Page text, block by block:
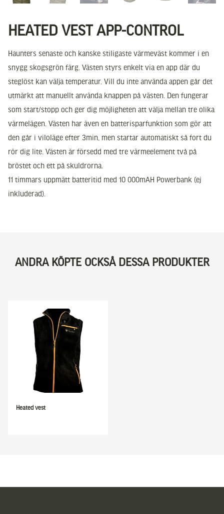
HEATED VEST APP-CONTROL
Haunters senaste och kanske stiligaste värmeväst kommer i en
snygg skogsgrön färg. Västen styrs enkelt via en app där du
steglöst kan välja temperatur. Vill du inte använda appen går det
utmärkt att manuellt använda knappen på västen. Den fungerar
som start/stopp och ger dig möjligheten att välja mellan tre olika
värmelägen. Västen har även en batterisparfunktion som gör att
den går i viloläge efter 3min, men startar automatiskt så fort du
rör dig lite. Västen är försedd med tre värmeelement två på
bröstet och ett på skuldrorna.
11 timmars uppmätt batteritid med 10 000mAH Powerbank (ej
inkluderad).
ANDRA KÖPTE OCKSÅ DESSA PRODUKTER
Heated vest